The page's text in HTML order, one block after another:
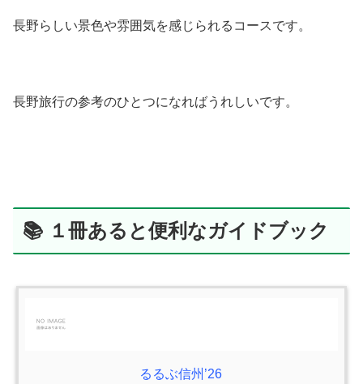
長野らしい景色や雰囲気を感じられるコースです。
長野旅行の参考のひとつになればうれしいです。
📚 １冊あると便利なガイドブック
るるぶ信州’26